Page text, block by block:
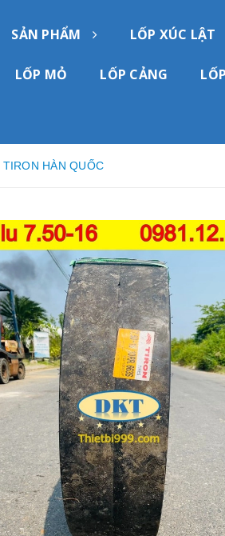
SẢN PHẨM LỐP XÚC LẬT
LỐP MỎ LỐP CẢNG
HÀN QUỐC